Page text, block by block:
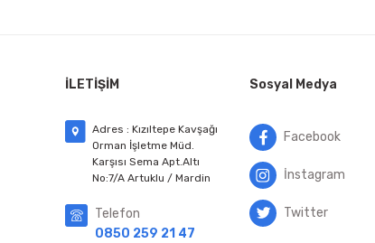
İLETİŞİM
Adres : Kızıltepe Kavşağı
Orman İşletme Müd.
Karşısı Sema Apt.Altı
No:7/A Artuklu / Mardin
Telefon
0850 259 21 47
Sosyal Medya
Facebook
İnstagram
Twitter